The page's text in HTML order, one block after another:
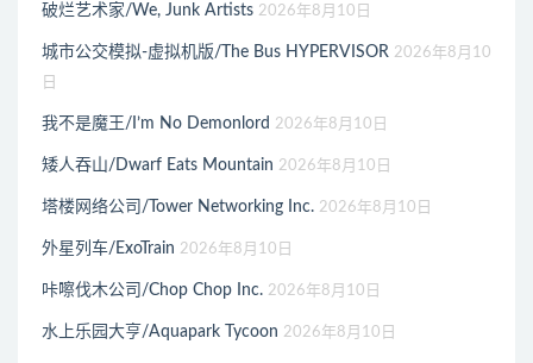
破烂艺术家/We, Junk Artists 2026年8月10日
城市公交模拟-虚拟机版/The Bus HYPERVISOR 2026年8月10
日
我不是魔王/I’m No Demonlord 2026年8月10日
矮人吞山/Dwarf Eats Mountain 2026年8月10日
塔楼网络公司/Tower Networking Inc. 2026年8月10日
外星列车/ExoTrain 2026年8月10日
咔嚓伐木公司/Chop Chop Inc. 2026年8月10日
水上乐园大亨/Aquapark Tycoon 2026年8月10日